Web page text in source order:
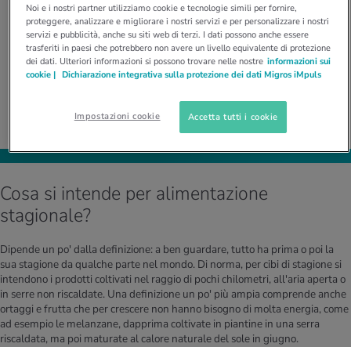
La varietà è generalmente un vantaggio
per l'apporto di tutti i nutrienti importanti.
Prof. Dott. med. David Fäh, Nutrizionista e docente alla
Scuola universitaria professionale di Berna
Cosa si intende per alimentazione
stagionale?
Dipende un po' dalla definizione: a ben guardare, tutto ha prima o poi la
sua stagione da qualche parte nel mondo. Di norma, per cibi di stagione si
intendono i prodotti coltivati nel raggio di pochi chilometri, all'aria aperta o
in serre non riscaldate. Una definizione un po' più ampia comprende anche
ortaggi e frutta che per crescere non hanno bisogno di molta energia, come
ad esempio le melanzane, dapprima coltivate in piantine in una serra
riscaldata, ma poi maturate al calore naturale del sole in giugno.
Noi e i nostri partner utilizziamo cookie e tecnologie simili per fornire,
proteggere, analizzare e migliorare i nostri servizi e per personalizzare i nostri
servizi e pubblicità, anche su siti web di terzi. I dati possono anche essere
trasferiti in paesi che potrebbero non avere un livello equivalente di protezione
dei dati. Ulteriori informazioni si possono trovare nelle nostre informazioni sui
cookie | Dichiarazione integrativa sulla protezione dei dati Migros iMpuls
Impostazioni cookie Accetta tutti i cookie